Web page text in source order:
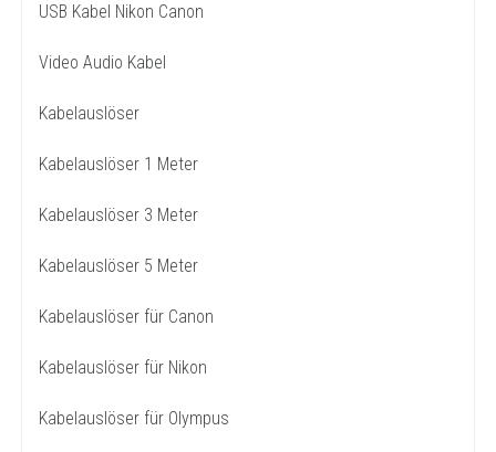
USB Kabel Nikon Canon
Video Audio Kabel
Kabelauslöser
Kabelauslöser 1 Meter
Kabelauslöser 3 Meter
Kabelauslöser 5 Meter
Kabelauslöser für Canon
Kabelauslöser für Nikon
Kabelauslöser für Olympus